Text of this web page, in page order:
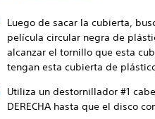
Luego de sacar la cubierta,
película circular negra de
alcanzar el tornillo que esta
tengan esta cubierta de
Utiliza un destornillador #1
DERECHA hasta que el disco